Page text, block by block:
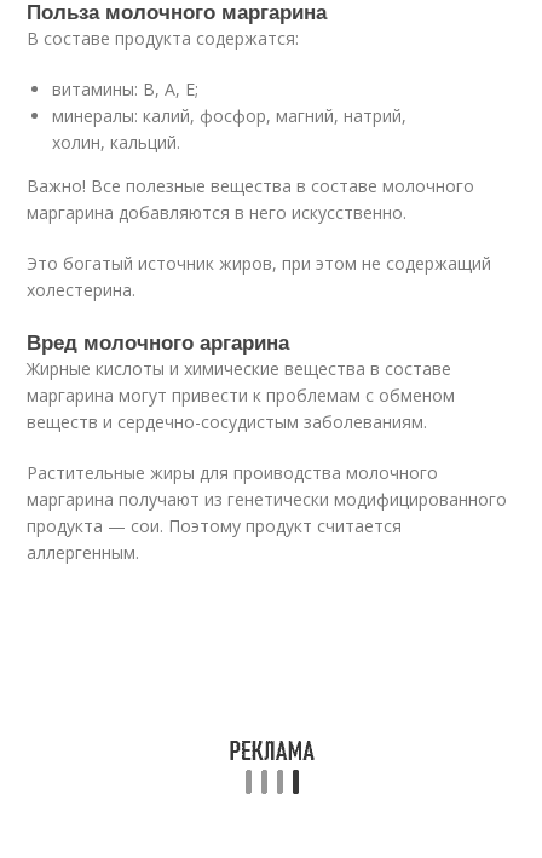
Польза молочного маргарина
В составе продукта содержатся:
витамины: В, А, Е;
минералы: калий, фосфор, магний, натрий,
холин, кальций.
Важно! Все полезные вещества в составе молочного
маргарина добавляются в него искусственно.
Это богатый источник жиров, при этом не содержащий
холестерина.
Вред молочного аргарина
Жирные кислоты и химические вещества в составе
маргарина могут привести к проблемам с обменом
веществ и сердечно-сосудистым заболеваниям.
Растительные жиры для проиводства молочного
маргарина получают из генетически модифицированного
продукта — сои. Поэтому продукт считается
аллергенным.